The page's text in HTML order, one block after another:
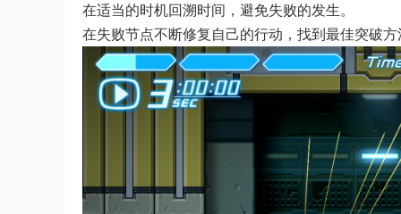
在适当的时机回溯时间，避免失败的发生。
在失败节点不断修复自己的行动，找到最佳突破方